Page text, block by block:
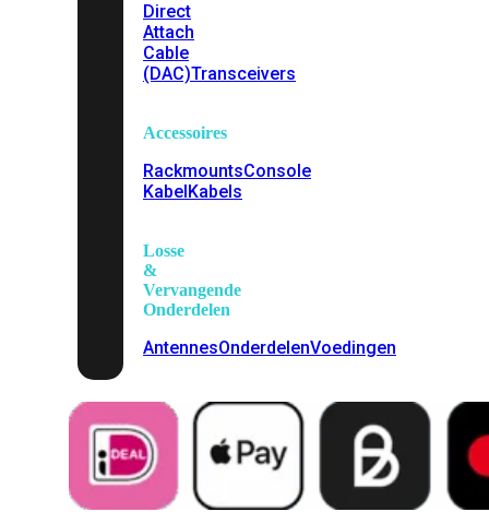
Direct
Attach
Cable
(DAC)Transceivers
Accessoires
RackmountsConsole
KabelKabels
Losse
&
Vervangende
Onderdelen
AntennesOnderdelenVoedingen